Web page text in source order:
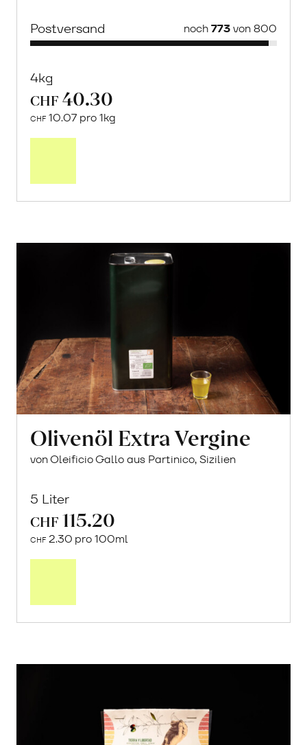
Postversand noch773von 800
4kg
CHF 40.30
CHF 10.07 pro 1kg
Post
erfahren
Olivenöl Extra Vergine
von Oleificio Gallo aus Partinico, Sizilien
5 Liter
CHF 115.20
CHF 2.30 pro 100ml